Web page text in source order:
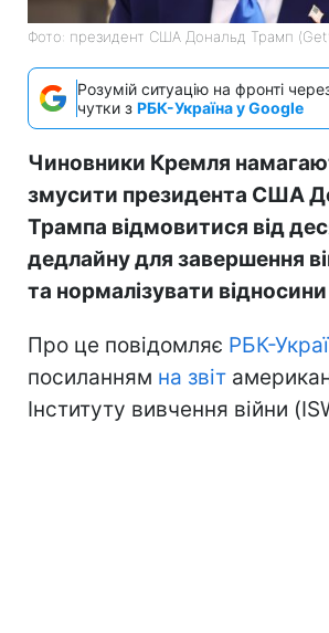
Фото: президент США Дональд Трамп
Розумій ситуацію на фронті
чутки з РБК-Україна у Google
Чиновники Кремля
змусити президента США
Трампа відмовитися від
дедлайну для завершення
та нормалізувати
Про це повідомляє РБК-
посиланням на звіт
Інституту вивчення війни